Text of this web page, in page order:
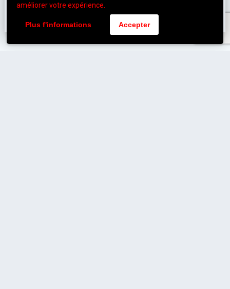
améliorer votre expérience.
Plus f'informations Accepter